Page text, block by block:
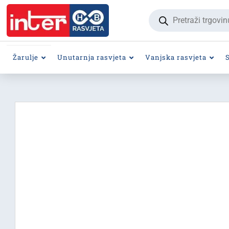
Products
search
Žarulje Unutarnja rasvjeta Vanjska rasvjeta